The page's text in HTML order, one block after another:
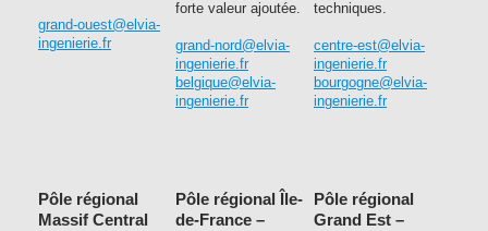
grand-ouest@elvia-
ingenierie.fr
forte valeur ajoutée.
grand-nord@elvia-
ingenierie.fr
belgique@elvia-
ingenierie.fr
techniques.
centre-est@elvia-
ingenierie.fr
bourgogne@elvia-
ingenierie.fr
Pôle régional
Massif Central
Pôle régional Île-
de-France –
Pôle régional
Grand Est –